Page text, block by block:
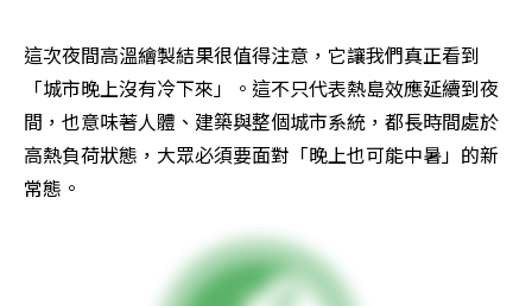
這次夜間高溫繪製結果很值得注意，它讓我們真正看到
「城市晚上沒有冷下來」。這不只代表熱島效應延續到夜
間，也意味著人體、建築與整個城市系統，都長時間處於
高熱負荷狀態，大眾必須要面對「晚上也可能中暑」的新
常態。